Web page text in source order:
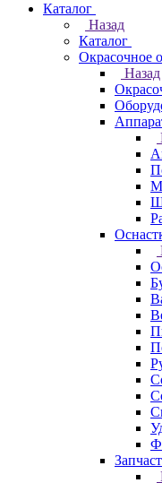
Каталог
Назад
Каталог
Окрасочное
Назад